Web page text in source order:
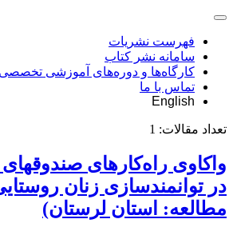
فهرست نشریات
سامانه نشر کتاب
کارگاه‌ها و دوره‌های آموزشی تخصصی
تماس با ما
English
تعداد مقالات: 1
واکاوی راه‌کار‌های
در توانمندسازی زنان
مطالعه: استان لرستان)